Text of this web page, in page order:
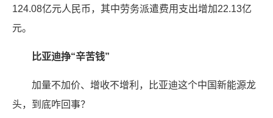
124.08亿元人民币，其中劳务派遣费用支出增加22.13亿
元。
比亚迪挣“辛苦钱”
加量不加价、增收不增利，比亚迪这个中国新能源龙
头，到底咋回事？